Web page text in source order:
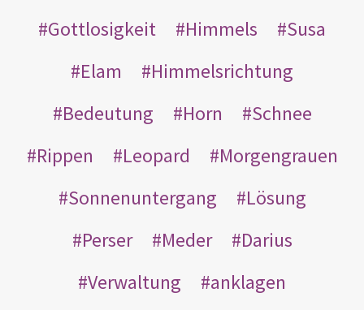
Gottlosigkeit
Himmels
Susa
Elam
Himmelsrichtung
Bedeutung
Horn
Schnee
Rippen
Leopard
Morgengrauen
Sonnenuntergang
Lösung
Perser
Meder
Darius
Verwaltung
anklagen